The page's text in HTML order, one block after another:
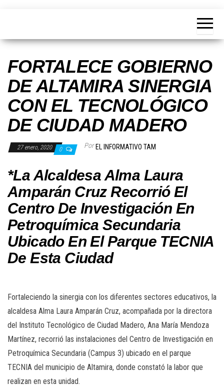
FORTALECE GOBIERNO
DE ALTAMIRA SINERGIA
CON EL TECNOLÓGICO
DE CIUDAD MADERO
27 enero, 2020 0 Por EL INFORMATIVO TAM
*La Alcaldesa Alma Laura
Amparán Cruz Recorrió El
Centro De Investigación En
Petroquímica Secundaria
Ubicado En El Parque TECNIA
De Esta Ciudad
Fortaleciendo la sinergia con los diferentes sectores educativos, la
alcaldesa Alma Laura Amparán Cruz, acompañada por la directora
del Instituto Tecnológico de Ciudad Madero, Ana María Mendoza
Martínez, recorrió las instalaciones del Centro de Investigación en
Petroquímica Secundaria (Campus 3) ubicado en el parque
TECNIA del municipio de Altamira, donde constató la labor que
realizan en esta unidad.